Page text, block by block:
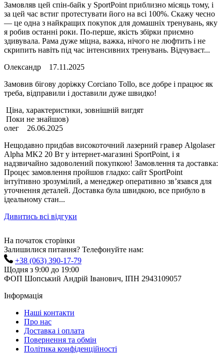
Замовляв цей спін-байк у SportPoint приблизно місяць тому, і
за цей час встиг протестувати його на всі 100%. Скажу чесно
— це одна з найкращих покупок для домашніх тренувань, яку
я робив останні роки. По-перше, якість збірки приємно
здивувала. Рама дуже міцна, важка, нічого не люфтить і не
скрипить навіть під час інтенсивних тренувань. Відчуваєт...
Олександр
17.11.2025
Замовив бігову доріжку Corciano Tollo, все добре і працює як
треба, відправили і доставили дуже швидко!
Ціна, характеристики, зовнішній вигдят
Поки не знайшов)
олег
26.06.2025
Нещодавно придбав високоточний лазерний гравер Algolaser
Alpha MK2 20 Вт у інтернет-магазині SportPoint, і я
надзвичайно задоволений покупкою! Замовлення та доставка:
Процес замовлення пройшов гладко: сайт SportPoint
інтуїтивно зрозумілий, а менеджер оперативно зв’язався для
уточнення деталей. Доставка була швидкою, все прибуло в
ідеальному стан...
Дивитись всі відгуки
На початок сторінки
Залишилися питання? Телефонуйте нам:
+38 (063) 390-17-79
Щодня з 9:00 до 19:00
ФОП Шопський Андрій Іванович, ІПН 2943109057
Інформація
Наші контакти
Про нас
Доставка і оплата
Повернення та обмін
Політика конфіденційності